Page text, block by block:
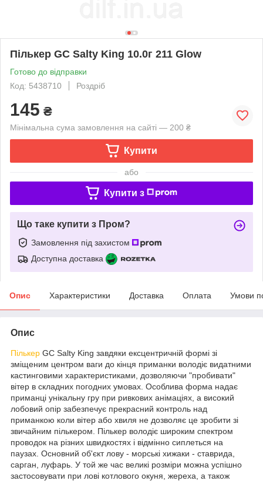
Пількер GC Salty King 10.0г 211 Glow
Готово до відправки
Код: 5438710
Роздріб
145 ₴
Мінімальна сума замовлення на сайті — 200 ₴
Купити
або
Купити з
Що таке купити з Пром?
Замовлення під захистом
Доступна доставка
Опис Характеристики Доставка Оплата Умови
Опис
Пількер GC Salty King завдяки ексцентричній формі зі
зміщеним центром ваги до кінця приманки володіє видатними
кастинговими характеристиками, дозволяючи "пробивати"
вітер в складних погодних умовах. Особлива форма надає
приманці унікальну гру при ривкових анімаціях, а високий
лобовий опір забезпечує прекрасний контроль над
приманкою коли вітер або хвиля не дозволяє це зробити зі
звичайним пількером. Пількер володіє широким спектром
проводок на різних швидкостях і відмінно сиплеться на
паузах. Основний об'єкт лову - морські хижаки - ставрида,
сарган, луфарь. У той же час великі розміри можна успішно
застосовувати при лові котлового окуня, жереха, а також